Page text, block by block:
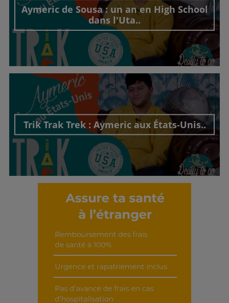
Aymeric de Sousa : un an en High School
dans l'Uta..
Découvrir cet interview
Trik Trak Trek : Aymeric aux États-Unis..
Découvrir cet interview